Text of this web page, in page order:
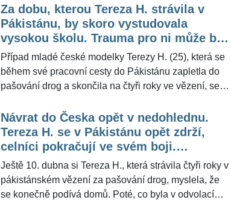
republice. "Jedná se vlastně o proces adaptace na
nové prostředí," vysvětlila pro ŽivotvČesku.cz
terapeutka Theodora Toulcová. Redakci poskytla
matčiny strany Věra S., která se zprávu o
osvobozujícím verdiktu dozvěděla při cestě na poštu.
Za dobu, kterou Tereza H. strávila v
Pákistánu, by skoro vystudovala
vysokou školu. Trauma pro ni může být
celoživotní, říká terapeutka
Případ mladé české modelky Terezy H. (25), která se
během své pracovní cesty do Pákistánu zapletla do
pašování drog a skončila na čtyři roky ve vězení, se
informací dostala patřičná povolení a v doprovodu
svého otce měla ze země odcestovat. Zároveň ji však
řada těžkostí teprve čeká, protože návrat do běžného
vlastně o proces adaptace na nové prostředí,"
vysvětlila pro ŽivotvČesku.cz terapeutka Theodora
Návrat do Česka opět v nedohlednu.
Tereza H. se v Pákistánu opět zdrží,
celníci pokračují ve svém boji.
Promluvil exšéf vojenské rozvědky
Ještě 10. dubna si Tereza H., která strávila čtyři roky v
pákistánském vězení za pašování drog, myslela, že
se konečně podívá domů. Poté, co byla v odvolacím